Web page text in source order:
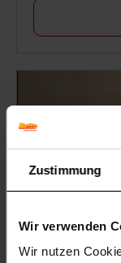
Zustimmung
Wir verwenden
Wir nutzen